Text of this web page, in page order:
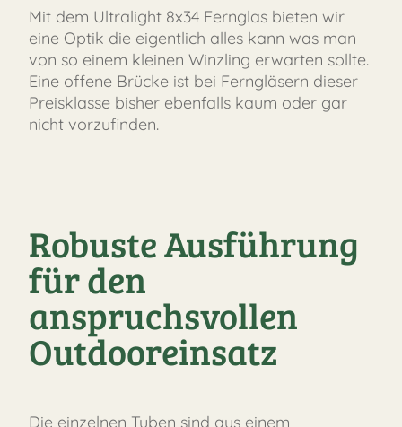
Mit dem Ultralight 8x34 Fernglas bieten wir
eine Optik die eigentlich alles kann was man
von so einem kleinen Winzling erwarten sollte.
Eine offene Brücke ist bei Ferngläsern dieser
Preisklasse bisher ebenfalls kaum oder gar
nicht vorzufinden.
Robuste Ausführung
für den
anspruchsvollen
Outdooreinsatz
Die einzelnen Tuben sind aus einem